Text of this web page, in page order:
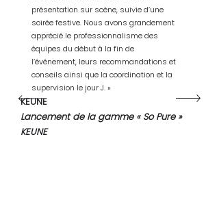
présentation sur scène, suivie d’une
soirée festive. Nous avons grandement
apprécié le professionnalisme des
équipes du début à la fin de
l’événement, leurs recommandations et
conseils ainsi que la coordination et la
supervision le jour J. »
KEUNE
Lancement de la gamme « So Pure »
KEUNE